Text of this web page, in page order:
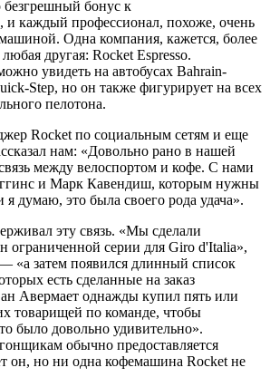
бонус к
и каждый профессионал, похоже, очень
Одна компания, кажется, более
другая: Rocket Espresso.
увидеть на автобусах Bahrain-
Step, но он также фигурирует на всех
пелотона.
Rocket по социальным сетям и еще
нам: «Довольно рано в нашей
между велоспортом и кофе. С нами
и Марк Кавендиш, которым нужны
думаю, это была своего рода удача».
эту связь. «Мы сделали
ограниченной серии для Giro d'Italia»,
«а затем появился длинный список
есть сделанные на заказ
Авермает однажды купил пять или
товарищей по команде, чтобы
было довольно удивительно».
обычно предоставляется
он, но ни одна кофемашина Rocket не